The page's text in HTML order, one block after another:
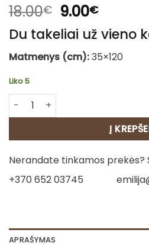
18.00€ Original
price
was:
18.00€.
9.00€Current
price
is:
9.00€.
Du takeliai už vieno
Matmenys (cm):35×120
Liko 5
produkto kiekis: Stalo takelis
Į
Nerandate tinkamos prekės?
+370 652 03745
APRAŠYMAS